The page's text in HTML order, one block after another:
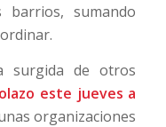
sumando
surgida de otros
este jueves a
organizaciones